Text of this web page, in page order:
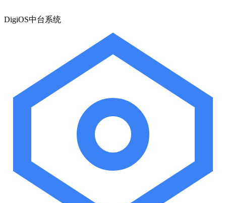
DigiOS中台系统